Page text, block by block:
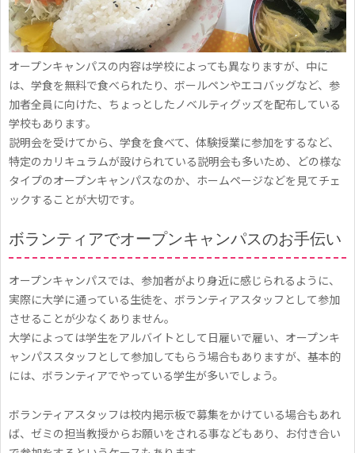
貢
献
し
よ
う
オープンキャンパスの内容は学校によっても異なりますが、中に
は、学食を無料で食べられたり、ボールペンやエコバッグなど、参
加者全員に向けた、ちょっとしたノベルティグッズを配布している
学校もあります。
説明会を受けてから、学食を食べて、体験授業に参加をするなど、
特定のカリキュラムが設けられている説明会も多いため、どの様な
タイプのオープンキャンパスなのか、ホームページなどを見てチェ
ックすることが大切です。
ボランティアでオープンキャンパスのお手伝い
オープンキャンパスでは、参加者がより身近に感じられるように、
実際に大学に通っている生徒を、ボランティアスタッフとして参加
させることが少なくありません。
大学によっては学生をアルバイトとして日雇いで雇い、オープンキ
ャンパススタッフとして参加してもらう場合もありますが、基本的
には、ボランティアでやっている学生が多いでしょう。
ボランティアスタッフは校内掲示板で募集をかけている場合もあれ
ば、ゼミの担当教授からお願いをされる事などもあり、お付き合い